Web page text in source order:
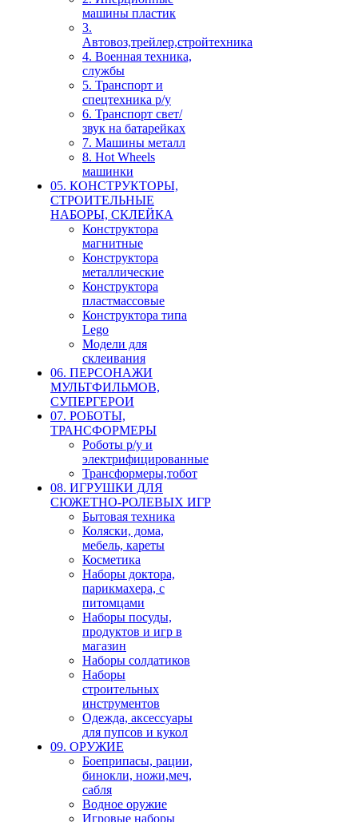
машины пластик
3.
Автовоз,трейлер,стройтехника
4. Военная техника,
службы
5. Транспорт и
спецтехника р/у
6. Транспорт свет/
звук на батарейках
7. Машины металл
8. Hot Wheels
машинки
05. КОНСТРУКТОРЫ,
СТРОИТЕЛЬНЫЕ
НАБОРЫ, СКЛЕЙКА
Конструктора
магнитные
Конструктора
металлические
Конструктора
пластмассовые
Конструктора типа
Lego
Модели для
склеивания
06. ПЕРСОНАЖИ
МУЛЬТФИЛЬМОВ,
СУПЕРГЕРОИ
07. РОБОТЫ,
ТРАНСФОРМЕРЫ
Роботы р/у и
электрифицированные
Трансформеры,тобот
08. ИГРУШКИ ДЛЯ
СЮЖЕТНО-РОЛЕВЫХ ИГР
Бытовая техника
Коляски, дома,
мебель, кареты
Косметика
Наборы доктора,
парикмахера, с
питомцами
Наборы посуды,
продуктов и игр в
магазин
Наборы солдатиков
Наборы
строительных
инструментов
Одежда, аксессуары
для пупсов и кукол
09. ОРУЖИЕ
Боеприпасы, рации,
бинокли, ножи,меч,
сабля
Водное оружие
Игровые наборы